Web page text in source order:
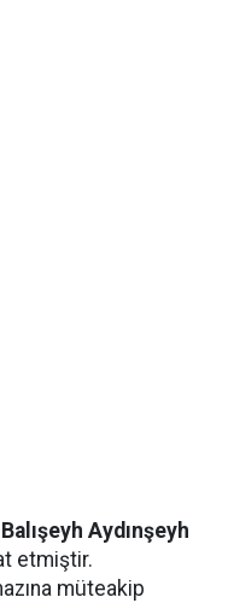
Balışeyh Aydınşeyh
etmiştir.
müteakip